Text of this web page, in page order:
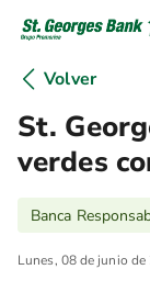
Volver
St.
verdes
Banca
Lunes, 08 de junio de